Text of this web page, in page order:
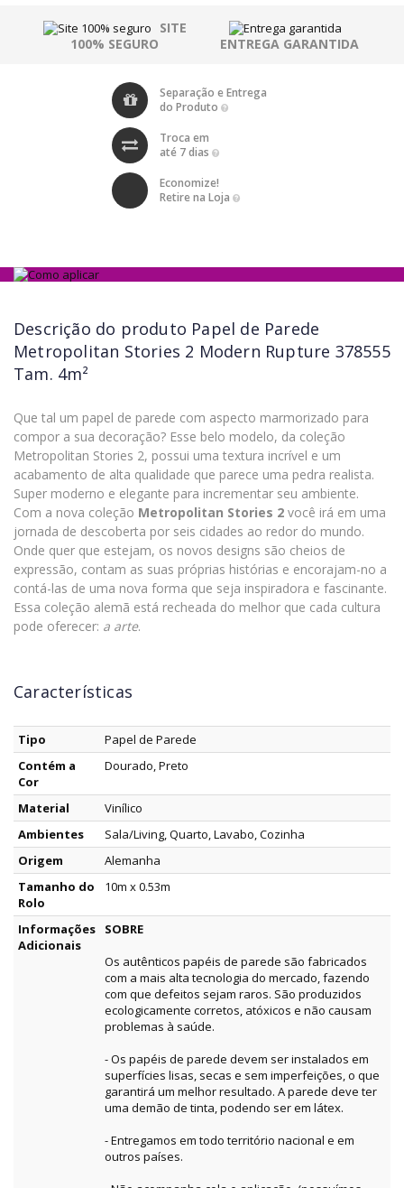
SITE
100% SEGURO
ENTREGA GARANTIDA
Separação e Entrega
do Produto
Troca em
até 7 dias
Economize!
Retire na Loja
Descrição do produto Papel de Parede
Metropolitan Stories 2 Modern Rupture 378555
Tam. 4m²
Que tal um papel de parede com aspecto marmorizado para
compor a sua decoração? Esse belo modelo, da coleção
Metropolitan Stories 2, possui uma textura incrível e um
acabamento de alta qualidade que parece uma pedra realista.
Super moderno e elegante para incrementar seu ambiente.
Com a nova coleção Metropolitan Stories 2 você irá em uma
jornada de descoberta por seis cidades ao redor do mundo.
Onde quer que estejam, os novos designs são cheios de
expressão, contam as suas próprias histórias e encorajam-no a
contá-las de uma nova forma que seja inspiradora e fascinante.
Essa coleção alemã está recheada do melhor que cada cultura
pode oferecer: a arte.
Características
Tipo
Papel de Parede
Contém a
Cor
Dourado, Preto
Material
Vinílico
Ambientes
Sala/Living, Quarto, Lavabo, Cozinha
Origem
Alemanha
Tamanho do
Rolo
10m x 0.53m
Informações
Adicionais
SOBRE
Os autênticos papéis de parede são fabricados
com a mais alta tecnologia do mercado, fazendo
com que defeitos sejam raros. São produzidos
ecologicamente corretos, atóxicos e não causam
problemas à saúde.
- Os papéis de parede devem ser instalados em
superfícies lisas, secas e sem imperfeições, o que
garantirá um melhor resultado. A parede deve ter
uma demão de tinta, podendo ser em látex.
- Entregamos em todo território nacional e em
outros países.